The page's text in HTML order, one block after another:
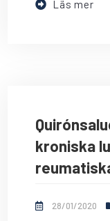
Läs mer
kroniska
28/01/2020